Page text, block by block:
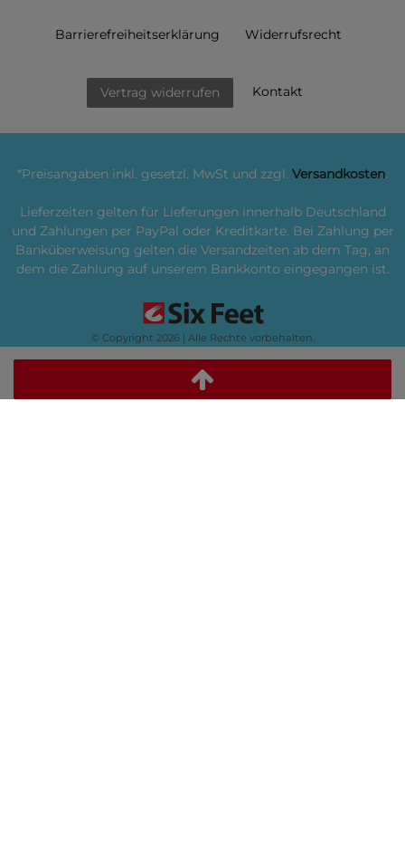
Barrierefreiheitserklärung Widerrufs­recht
Vertrag widerrufen Kontakt
*Preisangaben inkl. gesetzl. MwSt und zzgl. Versandkosten.
Lieferzeiten gelten für Lieferungen innerhalb Deutschland
und Zahlungen per PayPal oder Kreditkarte. Bei Zahlung per
Banküberweisung gelten die Versandzeiten ab dem Tag, an
dem die Zahlung auf unserem Bankkonto eingegangen ist.
© Copyright 2026 | Alle Rechte vorbehalten.